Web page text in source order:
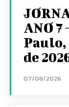
ANO 7
Paulo,
de
07/08/2026